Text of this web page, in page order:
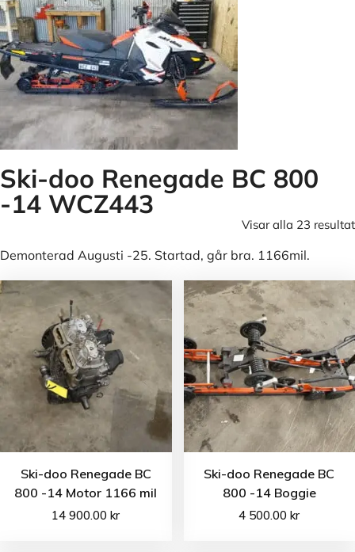
Ski-doo Renegade BC 800
-14 WCZ443
Visar alla 23 resultat
Demonterad Augusti -25. Startad, går bra. 1166mil.
Ski-doo Renegade BC
800 -14 Motor 1166 mil
14 900.00kr
Ski-doo Renegade BC
800 -14 Boggie
4 500.00kr